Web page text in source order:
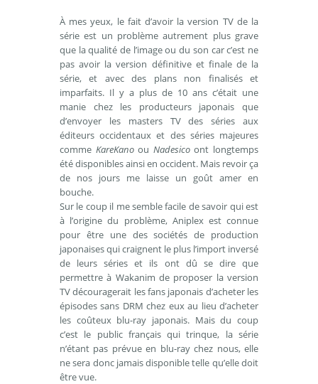
À mes yeux, le fait d’avoir la version TV de la
série est un problème autrement plus grave
que la qualité de l’image ou du son car c’est ne
pas avoir la version définitive et finale de la
série, et avec des plans non finalisés et
imparfaits. Il y a plus de 10 ans c’était une
manie chez les producteurs japonais que
d’envoyer les masters TV des séries aux
éditeurs occidentaux et des séries majeures
comme KareKanoou Nadesicoont longtemps
été disponibles ainsi en occident. Mais revoir ça
de nos jours me laisse un goût amer en
bouche.
Sur le coup il me semble facile de savoir qui est
à l’origine du problème, Aniplex est connue
pour être une des sociétés de production
japonaises qui craignent le plus l’import inversé
de leurs séries et ils ont dû se dire que
permettre à Wakanim de proposer la version
TV découragerait les fans japonais d’acheter les
épisodes sans DRM chez eux au lieu d’acheter
les coûteux blu-ray japonais. Mais du coup
c’est le public français qui trinque, la série
n’étant pas prévue en blu-ray chez nous, elle
ne sera donc jamais disponible telle qu’elle doit
être vue.